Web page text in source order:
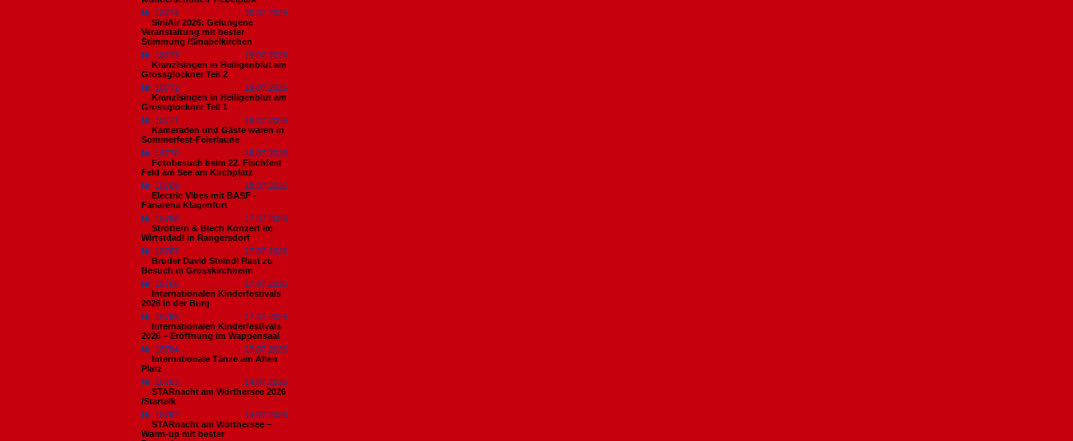
Nr. 18774
20.07.2026
SiniAir 2026: Gelungene
Veranstaltung mit bester
Stimmung /Sinabelkirchen
Nr. 18773
19.07.2026
Kranzlsingen in Heiligenblut am
Grossglockner Teil 2
Nr. 18772
19.07.2026
Kranzlsingen in Heiligenblut am
Grossglockner Teil 1
Nr. 18771
19.07.2026
Kameraden und Gäste waren in
Sommerfest-Feierlaune
Nr. 18770
18.07.2026
Fotobesuch beim 22. Fischfest
Feld am See am Kirchplatz
Nr. 18769
18.07.2026
Electric Vibes mit BASF -
Fanarena Klagenfurt
Nr. 18768
17.07.2026
Strottern & Blech Konzert im
Wirtstdadl in Rangersdorf
Nr. 18767
17.07.2026
Bruder David Steindl Rast zu
Besuch in Grosskirchheim
Nr. 18766
17.07.2026
Internationalen Kinderfestivals
2026 in der Burg
Nr. 18765
17.07.2026
Internationalen Kinderfestivals
2026 – Eröffnung im Wappensaal
Nr. 18764
17.07.2026
Internationale Tänze am Alten
Platz
Nr. 18763
14.07.2026
STARnacht am Wörthersee 2026
/Startalk
Nr. 18762
14.07.2026
STARnacht am Wörthersee –
Warm-up mit bester